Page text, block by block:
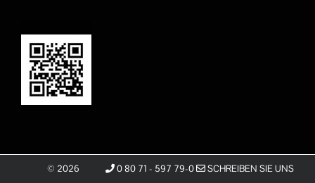
© 2026 0 80 71 - 597 79-0 SCHREIBEN SIE UNS